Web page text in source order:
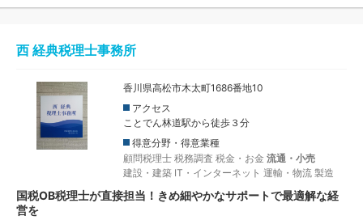
西 経典税理士事務所
香川県高松市木太町1686番地10
アクセス
ことでん林道駅から徒歩３分
得意分野・得意業種
顧問税理士 税務調査 税金・お金 流通・小売
建設・建築 IT・インターネット 運輸・物流 製造
国税OB税理士が直接担当！きめ細やかなサポートで最適解な経
営を